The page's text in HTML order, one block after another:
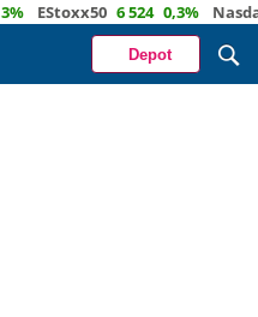
EStoxx50 6 524 0,3% Nasdaq
Depot